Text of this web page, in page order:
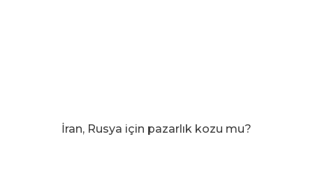
İran, Rusya için pazarlık kozu mu?